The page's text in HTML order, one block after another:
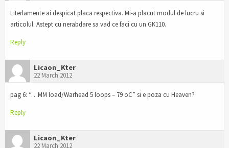
Literlamente ai despicat placa respectiva. Mi-a placut modul de lucru si
articolul. Astept cu nerabdare sa vad ce faci cu un GK110.
Reply
Licaon_Kter
22 March 2012
pag 6: “…MM load/Warhead 5 loops – 79 oC” si e poza cu Heaven?
Reply
Licaon_Kter
22 March 2012